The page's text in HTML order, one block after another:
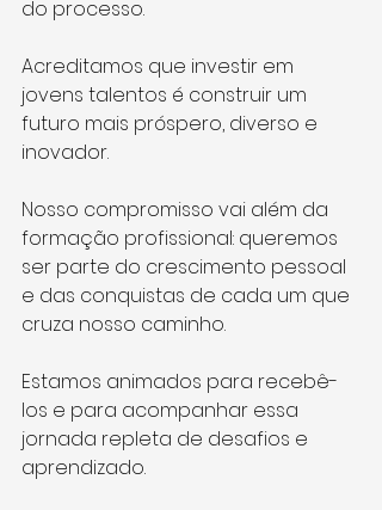
do processo.
Acreditamos que investir em
jovens talentos é construir um
futuro mais próspero, diverso e
inovador.
Nosso compromisso vai além da
formação profissional: queremos
ser parte do crescimento pessoal
e das conquistas de cada um que
cruza nosso caminho.
Estamos animados para recebê-
los e para acompanhar essa
jornada repleta de desafios e
aprendizado.